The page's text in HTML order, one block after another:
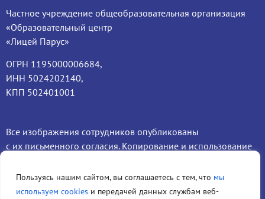
Пользуясь нашим сайтом, вы соглашаетесь с тем, что мы
используем cookies и передачей данных службам веб-
Частное учреждение общеобразовательная организация
«Образовательный центр
«Лицей Парус»
ОГРН 1195000006684,
ИНН 5024202140,
КПП 502401001
Все изображения сотрудников опубликованы
с их письменного согласия. Копирование и использование
Политика обработки
Сведения об